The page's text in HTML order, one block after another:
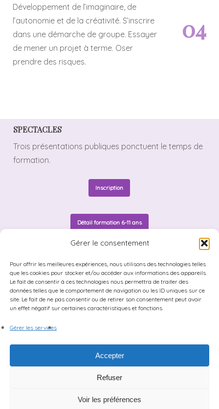
Gérer le consentement
Pour offrir les meilleures expériences, nous utilisons des technologies telles
que les cookies pour stocker et/ou accéder aux informations des appareils.
Le fait de consentir à ces technologies nous permettra de traiter des
données telles que le comportement de navigation ou les ID uniques sur ce
site. Le fait de ne pas consentir ou de retirer son consentement peut avoir
un effet négatif sur certaines caractéristiques et fonctions.
Gérer les services
Accepter
Refuser
Voir les préférences
Développement de l’imaginaire, de
l’autonomie et de la créativité. S’inscrire
dans une démarche de groupe. Essayer
de mener un projet à terme. Oser
prendre des risques.
04
SPECTACLES
Trois présentations publiques ponctuent le temps de
formation.
Inscription
Détail formation 6-11 ans
Charges de scolarité
Politique de cookies (UE)